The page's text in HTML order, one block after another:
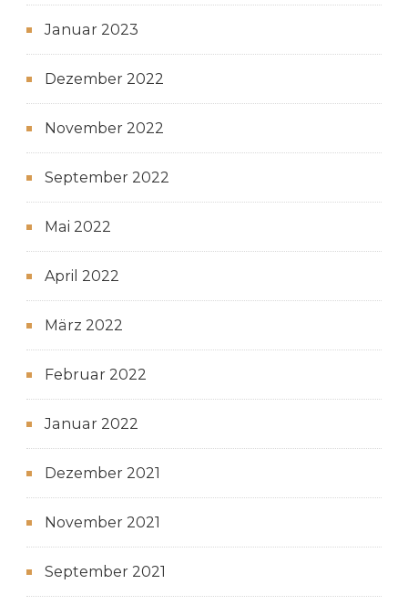
Januar 2023
Dezember 2022
November 2022
September 2022
Mai 2022
April 2022
März 2022
Februar 2022
Januar 2022
Dezember 2021
November 2021
September 2021